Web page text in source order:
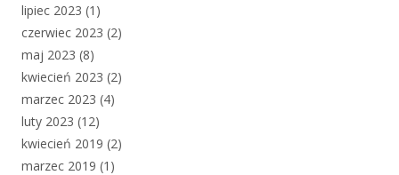
lipiec 2023 (1)
czerwiec 2023 (2)
maj 2023 (8)
kwiecień 2023 (2)
marzec 2023 (4)
luty 2023 (12)
kwiecień 2019 (2)
marzec 2019 (1)